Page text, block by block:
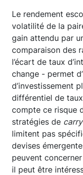
Le rendement
volatilité de la
gain attendu par
comparaison des
l’écart de taux
change - permet
d’investissement
différentiel de
compte ce risque
stratégies de
limitent pas
devises
peuvent
il peut être